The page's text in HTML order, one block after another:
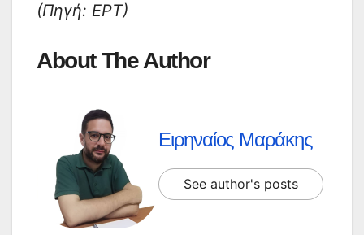
(Πηγή: ΕΡΤ)
About The Author
Ειρηναίος Μαράκης
See author's posts